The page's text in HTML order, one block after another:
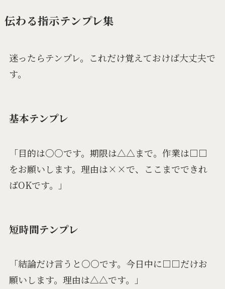
伝わる指示テンプレ集
迷ったらテンプレ。これだけ覚えておけば大丈夫で
す。
基本テンプレ
「目的は○○です。期限は△△まで。作業は□□
をお願いします。理由は××で、ここまでできれ
ばOKです。」
短時間テンプレ
「結論だけ言うと○○です。今日中に□□だけお
願いします。理由は△△です。」